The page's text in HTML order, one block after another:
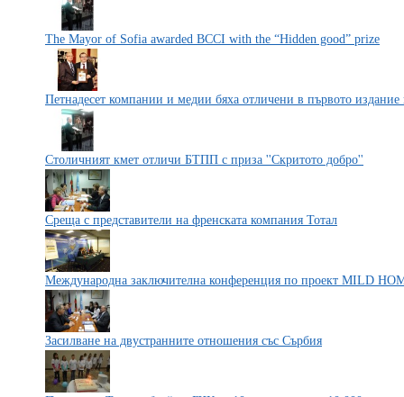
The Mayor of Sofia awarded BCCI with the “Hidden good” prize
Петнадесет компании и медии бяха отличени в първото
Столичният кмет отличи БТПП с приза ''Скритото добро''
Среща с представители на френската компания Тотал
Mеждународна заключителна конференция по проект MILD
Засилване на двустранните отношения със Сърбия